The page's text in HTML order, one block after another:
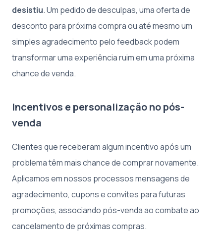
desistiu. Um pedido de desculpas, uma oferta de
desconto para próxima compra ou até mesmo um
simples agradecimento pelo feedback podem
transformar uma experiência ruim em uma próxima
chance de venda.
Incentivos e personalização no pós-
venda
Clientes que receberam algum incentivo após um
problema têm mais chance de comprar novamente.
Aplicamos em nossos processos mensagens de
agradecimento, cupons e convites para futuras
promoções, associando pós-venda ao combate ao
cancelamento de próximas compras.